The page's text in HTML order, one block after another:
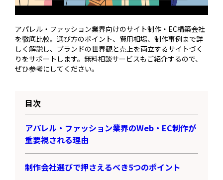
アパレル・ファッション業界向けのサイト制作・EC構築会社
を徹底比較。選び方のポイント、費用相場、制作事例まで詳
しく解説し、ブランドの世界観と売上を両立するサイトづく
りをサポートします。無料相談サービスもご紹介するので、
ぜひ参考にしてください。
目次
アパレル・ファッション業界のWeb・EC制作が
重要視される理由
制作会社選びで押さえるべき5つのポイント